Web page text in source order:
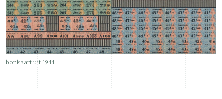
bonkaart uit 1944